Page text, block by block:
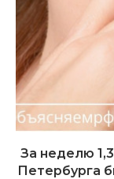
За неделю
Петербурга